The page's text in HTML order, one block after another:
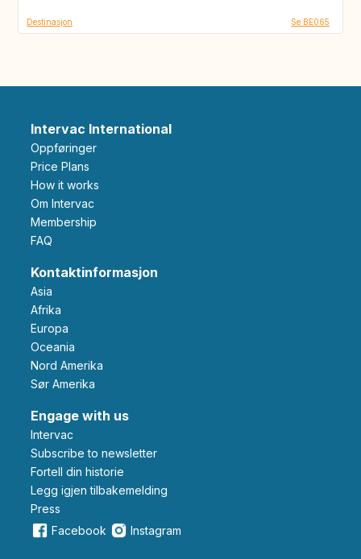
Destinasjon Se BE065
Intervac International
Oppføringer
Price Plans
How it works
Om Intervac
Membership
FAQ
Kontaktinformasjon
Asia
Afrika
Europa
Oceania
Nord Amerika
Sør Amerika
Engage with us
Intervac
Subscribe to newsletter
Fortell din historie
Legg igjen tilbakemelding
Press
Facebook
Instagram